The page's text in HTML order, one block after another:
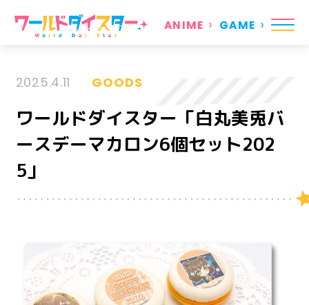
ANIME GAME
2025.4.11 GOODS
ワールドダイスター「白丸美兎バ
ースデーマカロン6個セット202
5」